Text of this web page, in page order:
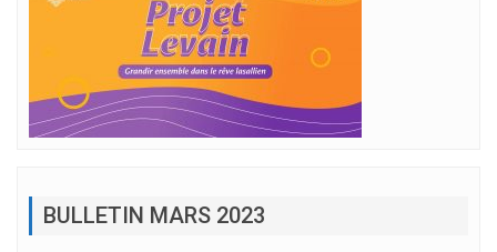
BULLETIN MARS 2023